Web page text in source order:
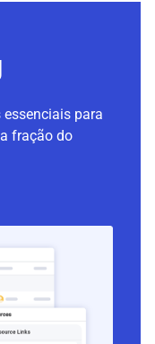
essenciais para
fração do